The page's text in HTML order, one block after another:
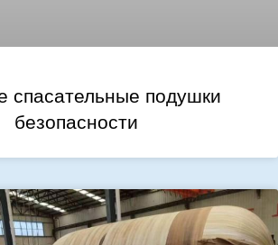
спасательные подушки
безопасности